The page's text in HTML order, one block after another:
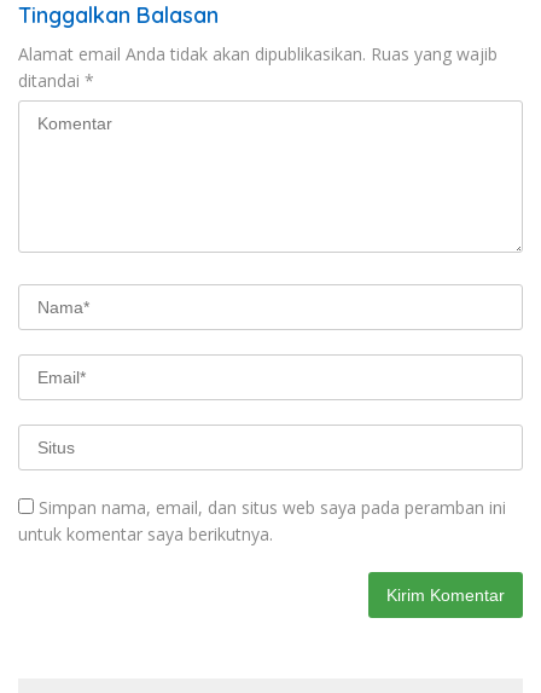
Tinggalkan Balasan
Alamat email Anda tidak akan dipublikasikan. Ruas yang wajib
ditandai *
Simpan nama, email, dan situs web saya pada peramban ini
untuk komentar saya berikutnya.